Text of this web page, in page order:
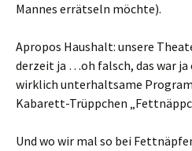
Mannes errätseln möchte).
Apropos Haushalt: unsere
derzeit ja …oh falsch, das war ja
wirklich unterhaltsame
Kabarett-Trüppchen
Und wo wir mal so bei